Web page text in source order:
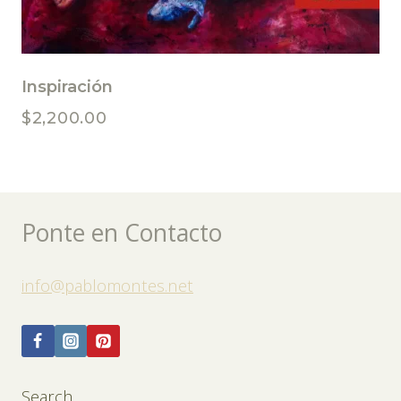
Inspiración
$2,200.00
Ponte en Contacto
info@pablomontes.net
Search